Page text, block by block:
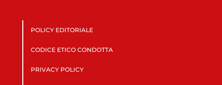
POLICY EDITORIALE
CODICE ETICO CONDOTTA
PRIVACY POLICY